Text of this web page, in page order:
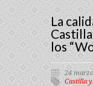
La
los
24
Castilla